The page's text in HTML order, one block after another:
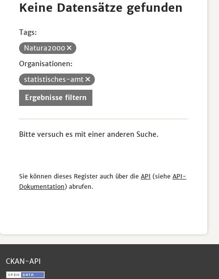
Keine Datensätze gefunden
Tags:
Natura2000
Organisationen:
statistisches-amt
Ergebnisse filtern
Bitte versuch es mit einer anderen Suche.
Sie können dieses Register auch über die API (siehe API-
Dokumentation) abrufen.
CKAN-API